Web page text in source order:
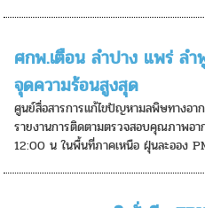
ศกพ.เตือน ลำปาง แพร่ ล
จุดความร้อนสูงสุด
ศูนย์สื่อสารการแก้ไขปัญหามลพิษทางอ
รายงานการติดตามตรวจสอบคุณภาพ
12:00 น ในพื้นที่ภาคเหนือ ฝุ่นละออง